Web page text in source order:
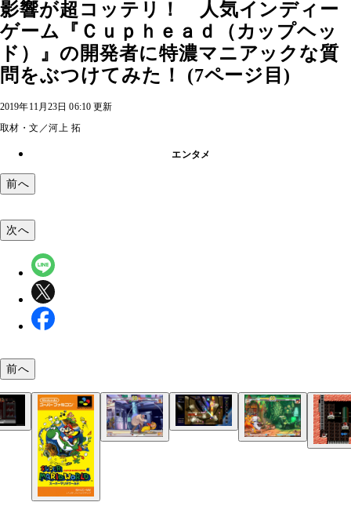
影響が超コッテリ！ 人気インディー
ゲーム『Ｃｕｐｈｅａｄ（カップヘッ
ド）』の開発者に特濃マニアックな質
問をぶつけてみた！ (7ページ目)
2019年11月23日 06:10 更新
取材・文／河上 拓
エンタメ
前へ
『ガンスターヒーローズ』のステージ４「スゴロ
塞」。すごろくの要領で進んだマスごとにボスと
する。（Ｃ）ＳＥＧＡ
キングダイス戦。こちらもサイコロを振って、矢
めて、止まったマスのステージをクリアしていく。
（Ｃ）ＳＥＧＡ
『ストⅢ ３ｒｄ』のガードブロッキング。判定
もシビアだが成功すればボディが赤くなり、スー
ＲＶＥＤ．（右）影響を受けたというボス、グリ
ッチスティック。そっくり！ （Ｃ）ＣＡＰＣＯ
Ｏ．，ＬＴＤ．ＡＬＬ ＲＩＧＨＴＳ ＲＥＳＥ
Ｄ．
今年９月に発売された『メガドライブミニ』。新
ル『テトリス』、『ダライアス』を含む全４２タ
を４２本収録。価格は６９８０円（税抜）
こちらがメガドライブミニの収録タイトル。『サ
フォースⅢ』、『ガンスターヒーローズ』、『
ザ・ハードコア』、『ロックマンメガワールド』
９４年発売。『ロックマン』シリーズ１～３作目
めたセット）の他、株式会社トレジャーが開発し
イナマイトヘッディー』（１９９４年発売） 『
『ｐｅｎｇｕｉｎｌａｎｄ』（セガ・マスターシ
ム １９８７年発売）。日本では『どきどきペン
ンド 宇宙大冒険』のタイトルで知られる、卵を
へと運ぶアクションパズルゲーム。当時の家庭用
次へ
前へ